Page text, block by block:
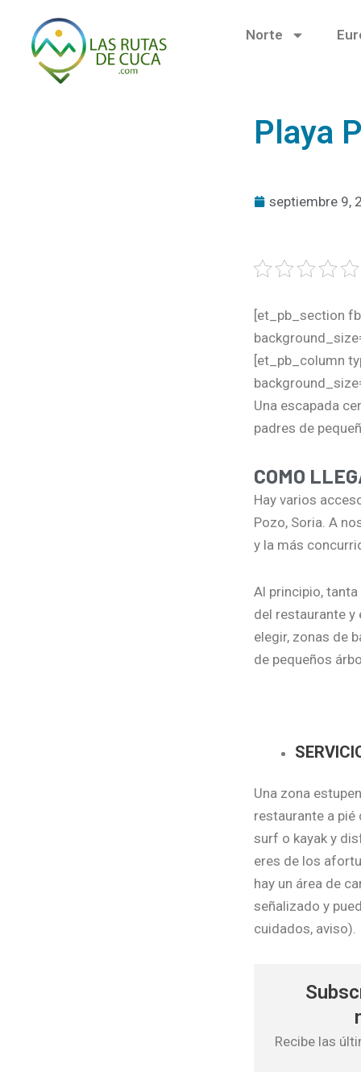
contenido
Norte
Playa
septiembre 9,
[et_pb_section
[et_pb_column
Una escapada
padres de
COMO
Hay varios
Pozo, Soria. A
y la más
Al principio,
del restaurante y
elegir, zonas de
de pequeños
Una zona
restaurante a pié
surf o kayak y
eres de los
hay un área de
señalizado y
cuidados, aviso).
Recibe las